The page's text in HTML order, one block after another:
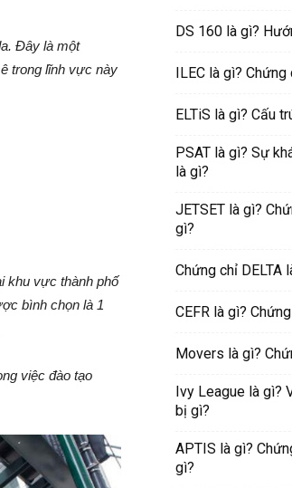
Đây là một
trong lĩnh vực này
khu vực thành phố
bình chọn là 1
việc đào tạo
DS 160 là gì?
ILEC là gì? Chứng
ELTiS là gì? Cấu
PSAT là gì? Sự
là gì?
JETSET là gì?
gì?
Chứng chỉ DELTA
CEFR là gì?
Movers là gì?
Ivy League là gì?
bị gì?
APTIS là gì?
gì?